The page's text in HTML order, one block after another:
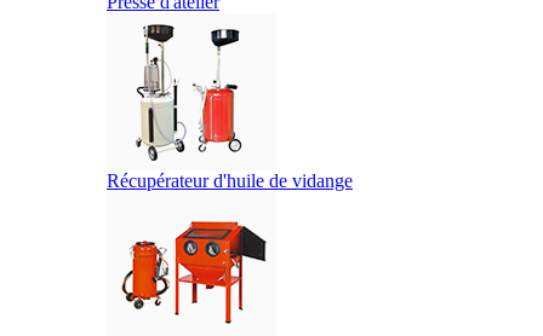
Récupérateur d'huile de vidange